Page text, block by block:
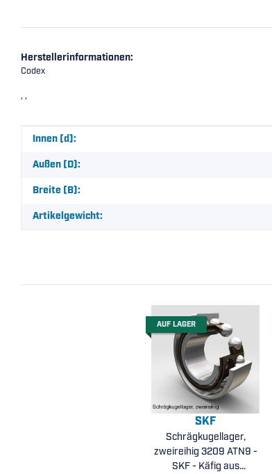
Herstellerinformationen:
Codex
, ,
Produkteigenschaft
Wert
Innen (d):
Außen (D):
Breite (B):
Artikelgewicht:
AUF LAGER
SKF
Schrägkugellager,
zweireihig 3209 ATN9 -
SKF - Käfig aus